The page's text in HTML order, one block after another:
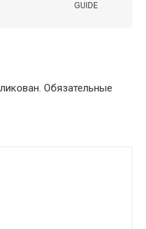
GUIDE
Обязательные